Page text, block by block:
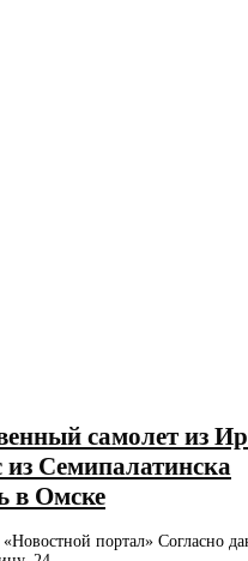
самолет из
из Семипалатинска
в Омске
портал» Согласно